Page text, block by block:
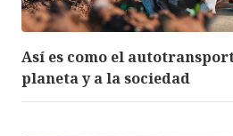
Así es como el
planeta y a la sociedad